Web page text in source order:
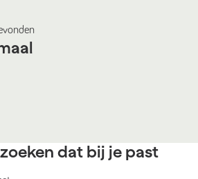
dat bij je past